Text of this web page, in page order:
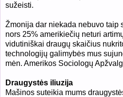
sužeisti.
Žmonija dar niekada nebuvo taip
nors 25% amerikiečių neturi
vidutiniškai draugų skaičius
technologijų galimybės mus
mėn. Amerikos Sociologų
Draugystės iliuzija
Mašinos suteikia mums